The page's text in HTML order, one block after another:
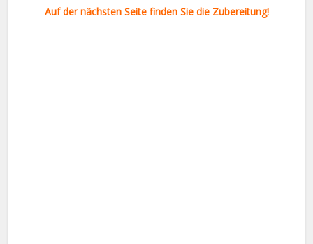
Auf der nächsten Seite finden Sie die Zubereitung!